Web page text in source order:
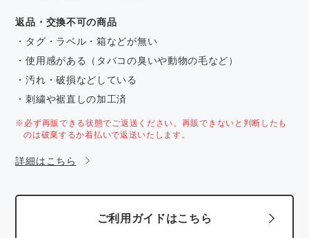
返品・交換不可の商品
・タグ・ラベル・箱などが無い
・使用感がある（タバコの臭いや動物の毛など）
・汚れ・破損などしている
・刺繍や裾直しの加工済
※必ず再販できる状態でご返送ください。再販できないと判断したも
のは破棄するか着払いで返送いたします。
詳細はこちら
ご利用ガイドはこちら